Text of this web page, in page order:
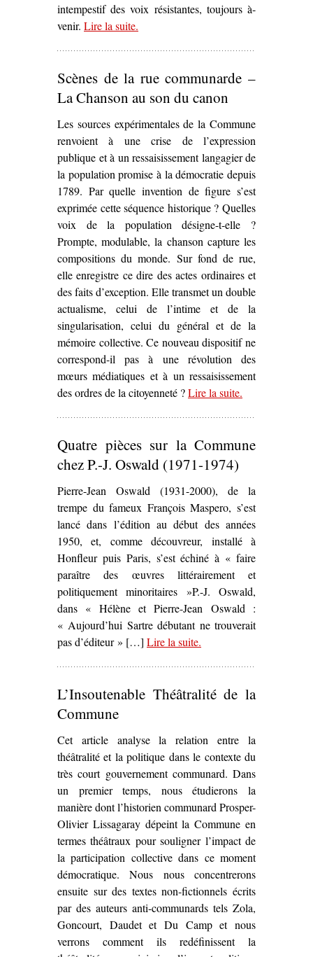
intempestif des voix résistantes, toujours à-
venir. Lire la suite– ‘L’À-venir de la Commune dans
.
Scènes de la rue communarde –
La Chanson au son du canon
Les sources expérimentales de la Commune
renvoient à une crise de l’expression
publique et à un ressaisissement langagier de
la population promise à la démocratie depuis
1789. Par quelle invention de figure s’est
exprimée cette séquence historique ? Quelles
voix de la population désigne-t-elle ?
Prompte, modulable, la chanson capture les
compositions du monde. Sur fond de rue,
elle enregistre ce dire des actes ordinaires et
des faits d’exception. Elle transmet un double
actualisme, celui de l’intime et de la
singularisation, celui du général et de la
mémoire collective. Ce nouveau dispositif ne
correspond-il pas à une révolution des
mœurs médiatiques et à un ressaisissement
des ordres de la citoyenneté ?Lire la suite– ‘Scènes de la
La Chanson au
.
Quatre pièces sur la Commune
chez P.-J. Oswald (1971-1974)
Pierre-Jean Oswald (1931-2000), de la
trempe du fameux François Maspero, s’est
lancé dans l’édition au début des années
1950, et, comme découvreur, installé à
Honfleur puis Paris, s’est échiné à « faire
paraître des œuvres littérairement et
politiquement minoritaires »P.-J. Oswald,
dans « Hélène et Pierre-Jean Oswald :
« Aujourd’hui Sartre débutant ne trouverait
pas d’éditeur » […] Lire la suite– ‘Quatre pièces sur la
.
L’Insoutenable Théâtralité de la
Commune
Cet article analyse la relation entre la
théâtralité et la politique dans le contexte du
très court gouvernement communard. Dans
un premier temps, nous étudierons la
manière dont l’historien communard Prosper-
Olivier Lissagaray dépeint la Commune en
termes théâtraux pour souligner l’impact de
la participation collective dans ce moment
démocratique. Nous nous concentrerons
ensuite sur des textes non-fictionnels écrits
par des auteurs anti-communards tels Zola,
Goncourt, Daudet et Du Camp et nous
verrons comment ils redéfinissent la